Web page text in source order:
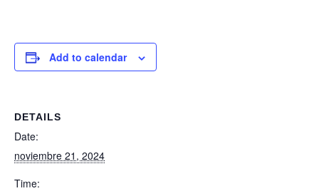
Add to calendar
DETAILS
Date:
noviembre 21, 2024
Time: